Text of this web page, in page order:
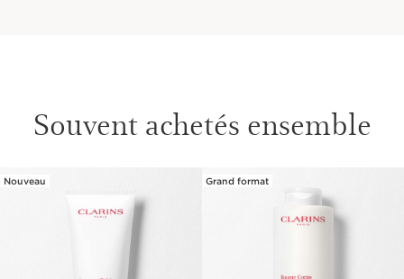
Souvent achetés ensemble
Nouveau Grand format